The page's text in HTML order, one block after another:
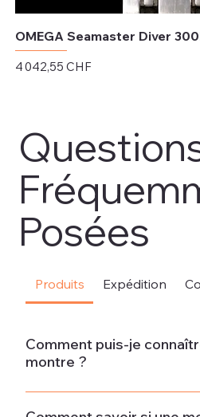
OMEGA Seamaster Diver
Prix
4 042,55 CHF
Posées
Produits Expédition
Comment puis-je
montre ?
Neuve La montre est neuve et